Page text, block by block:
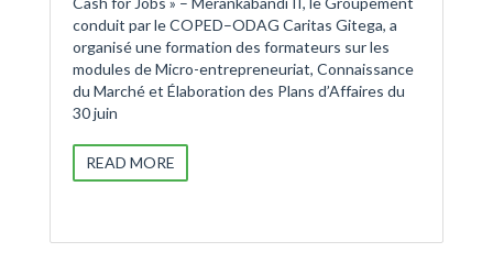
conduit par le COPED–ODAG Caritas Gitega, a
organisé une formation des formateurs sur les
modules de Micro-entrepreneuriat, Connaissance
du Marché et Élaboration des Plans d’Affaires du
30 juin
READ MORE